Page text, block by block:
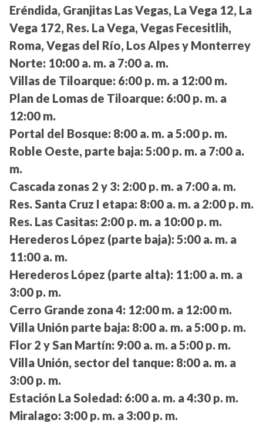
Eréndida, Granjitas Las Vegas, La Vega 12, La
Vega 172, Res. La Vega, Vegas Fecesitlih,
Roma, Vegas del Río, Los Alpes y Monterrey
Norte: 10:00 a. m. a 7:00 a. m.
Villas de Tiloarque: 6:00 p. m. a 12:00 m.
Plan de Lomas de Tiloarque: 6:00 p. m. a
12:00 m.
Portal del Bosque: 8:00 a. m. a 5:00 p. m.
Roble Oeste, parte baja: 5:00 p. m. a 7:00 a.
m.
Cascada zonas 2 y 3: 2:00 p. m. a 7:00 a. m.
Res. Santa Cruz I etapa: 8:00 a. m. a 2:00 p. m.
Res. Las Casitas: 2:00 p. m. a 10:00 p. m.
Herederos López (parte baja): 5:00 a. m. a
11:00 a. m.
Herederos López (parte alta): 11:00 a. m. a
3:00 p. m.
Cerro Grande zona 4: 12:00 m. a 12:00 m.
Villa Unión parte baja: 8:00 a. m. a 5:00 p. m.
Flor 2 y San Martín: 9:00 a. m. a 5:00 p. m.
Villa Unión, sector del tanque: 8:00 a. m. a
3:00 p. m.
Estación La Soledad: 6:00 a. m. a 4:30 p. m.
Miralago: 3:00 p. m. a 3:00 p. m.